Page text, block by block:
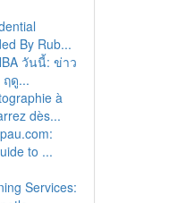
By Rub...
วันนี้: ข่าว
ฤดู...
à
dès...
to ...
Services: